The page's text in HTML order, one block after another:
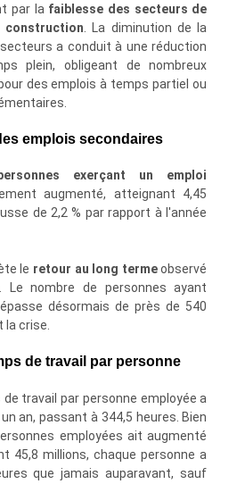
par la faiblesse des secteurs de
. La diminution de la
a conduit à une réduction
plein, obligeant de nombreux
des emplois à temps partiel ou
emplois secondaires
exerçant un emploi
augmenté, atteignant 4,45
de 2,2 % par rapport à l'année
le retour au long termeobservé
Le nombre de personnes ayant
désormais de près de 540
la crise.
de travail par personne
travail par personne employée a
an, passant à 344,5 heures. Bien
employées ait augmenté
45,8 millions, chaque personne a
que jamais auparavant, sauf